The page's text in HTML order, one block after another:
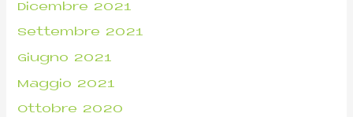
Dicembre 2021
Settembre 2021
Giugno 2021
Maggio 2021
Ottobre 2020